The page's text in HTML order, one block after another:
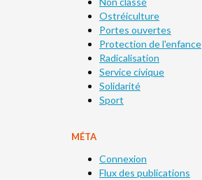
Ostréiculture
Portes ouvertes
Protection de l'enfance
Radicalisation
Service civique
Solidarité
Sport
MÉTA
Connexion
Flux des publications